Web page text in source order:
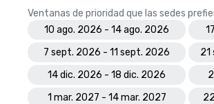
Ventanas de prioridad que las sedes
10 ago. 2026 - 14 ago. 2026
7 sept. 2026 - 11 sept. 2026
14 dic. 2026 - 18 dic. 2026
1 mar. 2027 - 14 mar. 2027